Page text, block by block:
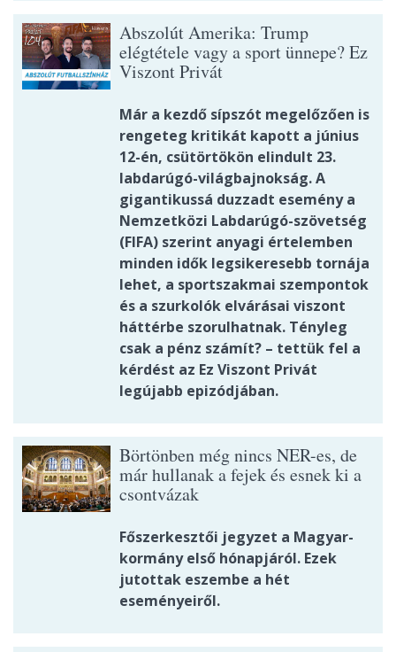
Abszolút Amerika: Trump
elégtétele vagy a sport ünnepe? Ez
Viszont Privát
Már a kezdő sípszót megelőzően is
rengeteg kritikát kapott a június
12-én, csütörtökön elindult 23.
labdarúgó-világbajnokság. A
gigantikussá duzzadt esemény a
Nemzetközi Labdarúgó-szövetség
(FIFA) szerint anyagi értelemben
minden idők legsikeresebb tornája
lehet, a sportszakmai szempontok
és a szurkolók elvárásai viszont
háttérbe szorulhatnak. Tényleg
csak a pénz számít? – tettük fel a
kérdést az Ez Viszont Privát
legújabb epizódjában.
Börtönben még nincs NER-es, de
már hullanak a fejek és esnek ki a
csontvázak
Főszerkesztői jegyzet a Magyar-
kormány első hónapjáról. Ezek
jutottak eszembe a hét
eseményeiről.